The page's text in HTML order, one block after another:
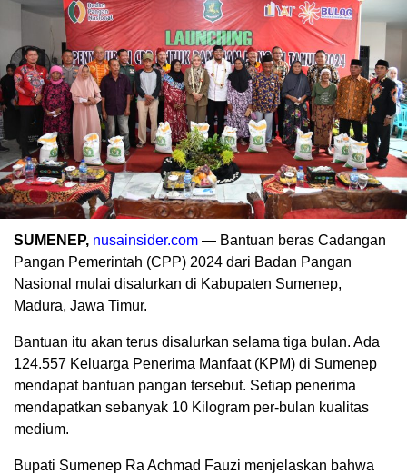
SUMENEP, nusainsider.com — Bantuan beras Cadangan
Pangan Pemerintah (CPP) 2024 dari Badan Pangan
Nasional mulai disalurkan di Kabupaten Sumenep,
Madura, Jawa Timur.
Bantuan itu akan terus disalurkan selama tiga bulan. Ada
124.557 Keluarga Penerima Manfaat (KPM) di Sumenep
mendapat bantuan pangan tersebut. Setiap penerima
mendapatkan sebanyak 10 Kilogram per-bulan kualitas
medium.
Bupati Sumenep Ra Achmad Fauzi menjelaskan bahwa